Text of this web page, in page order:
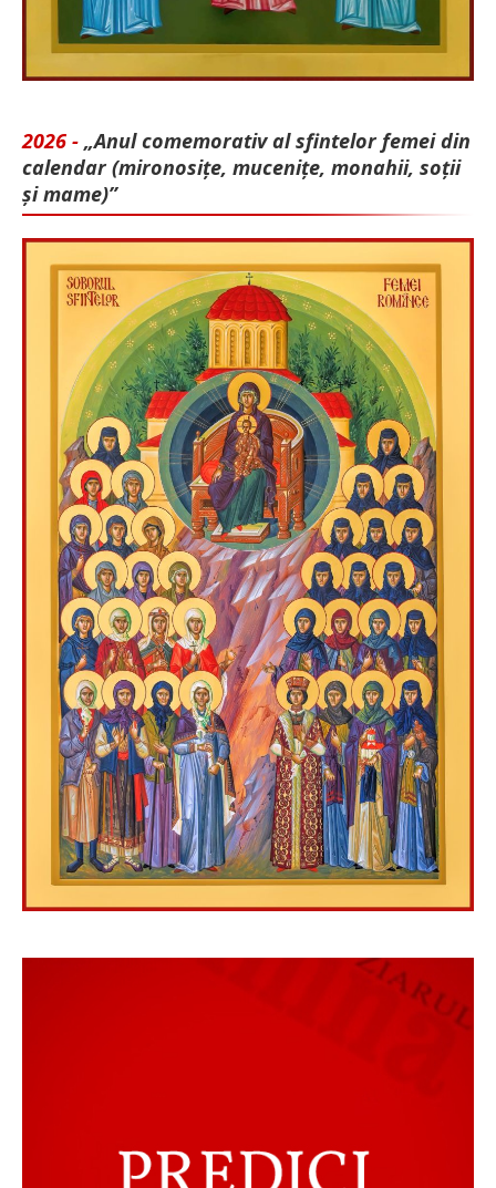
2026 - „Anul comemorativ al sfintelor femei din
calendar (mironosițe, mu­cenițe, monahii, soții
și mame)”